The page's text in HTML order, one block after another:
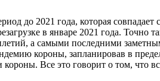
до 2021 года, которая
в январе 2021 года. Точно
а самыми последними
короны, запланировав в
Все это говорит о том,